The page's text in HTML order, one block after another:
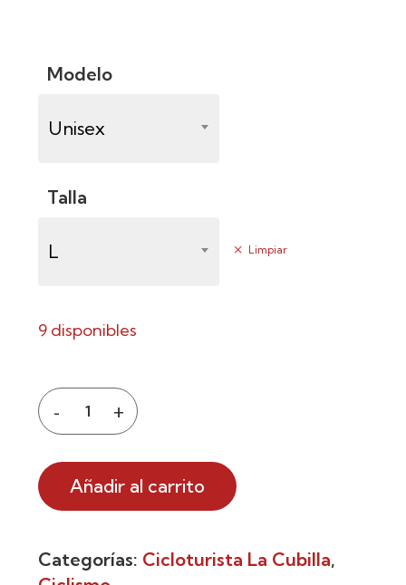
Modelo
Unisex
Talla
L Limpiar
9 disponibles
Añadir al carrito
Categorías: Cicloturista La Cubilla,